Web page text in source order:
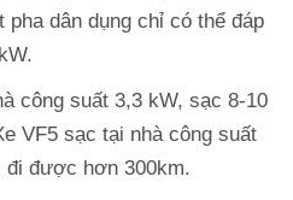
dân dụng chỉ có thể đáp
công suất 3,3 kW, sạc 8-10
VF5 sạc tại nhà công suất
đi được hơn 300km.